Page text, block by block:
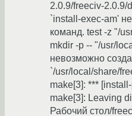
2.0.9/freeciv-2.0.9/
`install-exec-am'
команд. test -z "/
mkdir -p -- "/usr/
невозможно
`/usr/local/share/
make[3]: ***
make[3]: Leaving
Рабочий стол/